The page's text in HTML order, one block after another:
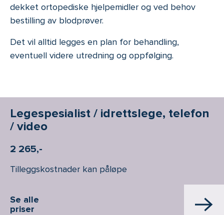
dekket ortopediske hjelpemidler og ved behov
bestilling av blodprøver.
Det vil alltid legges en plan for behandling,
eventuell videre utredning og oppfølging.
Legespesialist / idrettslege, telefon
/ video
2 265,-
Tilleggskostnader kan påløpe
Se alle
priser